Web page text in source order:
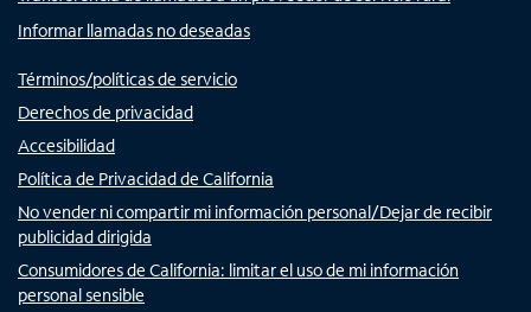
Informar llamadas no deseadas
Términos/políticas de servicio
Derechos de privacidad
Accesibilidad
Política de Privacidad de California
No vender ni compartir mi información personal/Dejar de recibir
publicidad dirigida
Consumidores de California: limitar el uso de mi información
personal sensible